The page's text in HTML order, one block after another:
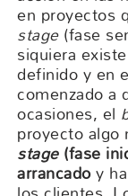
en proyectos
stage(fase
siquiera
definido y en
comenzado a
ocasiones, el
proyecto algo
stage(fase
arrancadoy